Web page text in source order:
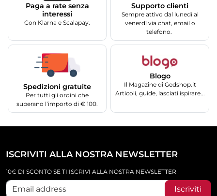
Paga a rate senza
interessi
Con Klarna e Scalapay.
Supporto clienti
Sempre attivo dal lunedì al
venerdì via chat, email o
telefono.
Spedizioni gratuite
Per tutti gli ordini che
superano l’importo di € 100.
Blogo
Il Magazine di Gedshop.it
Articoli, guide, lasciati ispirare...
ISCRIVITI ALLA NOSTRA NEWSLETTER
10€ DI SCONTO SE TI ISCRIVI ALLA NOSTRA NEWSLETTER
Iscriviti